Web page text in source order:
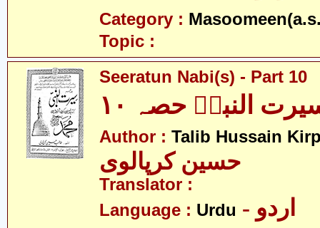
Category :
Topic :
Seeratun Nabi(s) - Part 10
النبیؐ حصہ ۱۰
Author : Talib Hussain
حسین کرپالوی
Translator :
Language : Urdu - اردو